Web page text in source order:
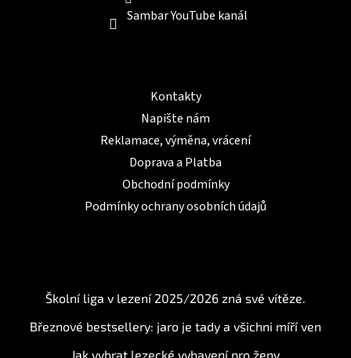
Sambar YouTube kanál
Kontakty
Napište nám
Reklamace, výměna, vrácení
Doprava a Platba
Obchodní podmínky
Podmínky ochrany osobních údajů
Školní liga v lezení 2025/2026 zná své vítěze.
Březnové bestsellery: jaro je tady a všichni míří ven
Jak vybrat lezecké vybavení pro ženy